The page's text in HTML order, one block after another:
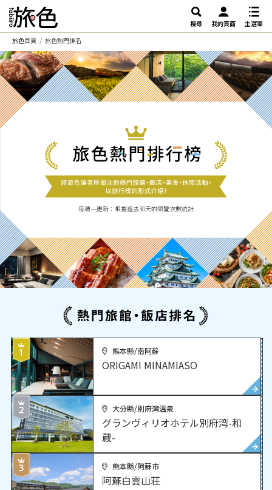
搜尋 我的頁面
主選單
旅色首頁
旅色熱門排名
每週一更新：根據過去30天的瀏覽次數統計
熊本縣/南阿蘇
ORIGAMI MINAMIASO
大分縣/別府灣溫泉
グランヴィリオホテル別府湾-和
蔵-
熊本縣/阿蘇市
阿蘇白雲山荘